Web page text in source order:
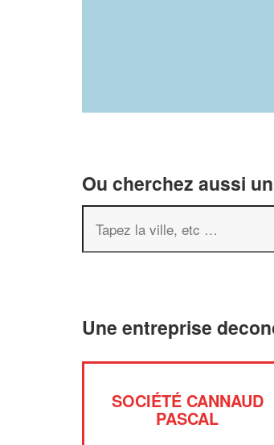
Ou cherchez aussi
Une entreprise
SOCIÉTÉ CANNAUD
PASCAL